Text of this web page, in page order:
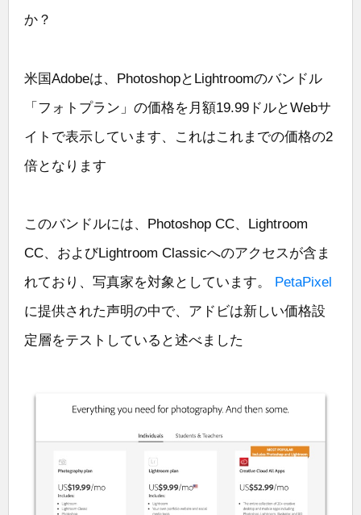
か？
米国Adobeは、PhotoshopとLightroomのバンドル
「フォトプラン」の価格を月額19.99ドルとWebサ
イトで表示しています、これはこれまでの価格の2
倍となります
このバンドルには、Photoshop CC、Lightroom
CC、およびLightroom Classicへのアクセスが含ま
れており、写真家を対象としています。
PetaPixel
に提供された声明の中で、アドビは新しい価格設
定層をテストしていると述べました